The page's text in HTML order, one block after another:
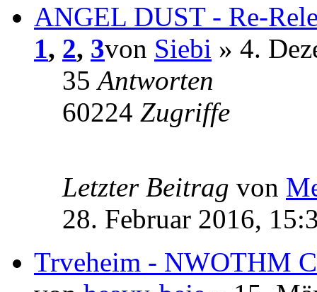
ANGEL DUST - Re-
1, 2, 3von Siebi » 4.
35Antworten
60224 Zugriffe
Letzter Beitrag von
28. Februar 2016,
Trveheim - NWOTHM